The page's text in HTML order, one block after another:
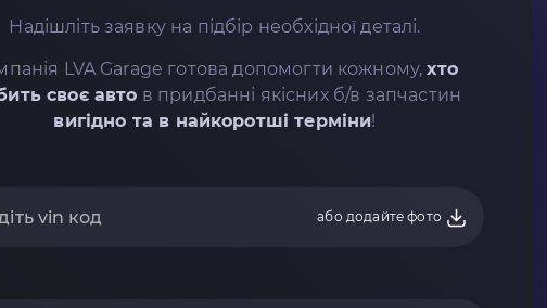
Надішліть заявку на підбір необхідної деталі.
LVA Garage готова допомогти кожному,хто
своє авто в придбанні якісних б/в запчастин
вигідно та в найкоротші терміни!
або додайте фото